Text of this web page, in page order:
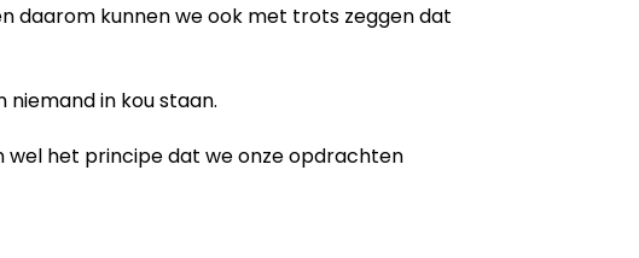
daarom kunnen we ook met trots zeggen dat
in kou staan.
wel het principe dat we onze opdrachten